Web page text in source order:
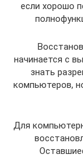
если хорошо
начинается с
знать
компьютеров,
Для